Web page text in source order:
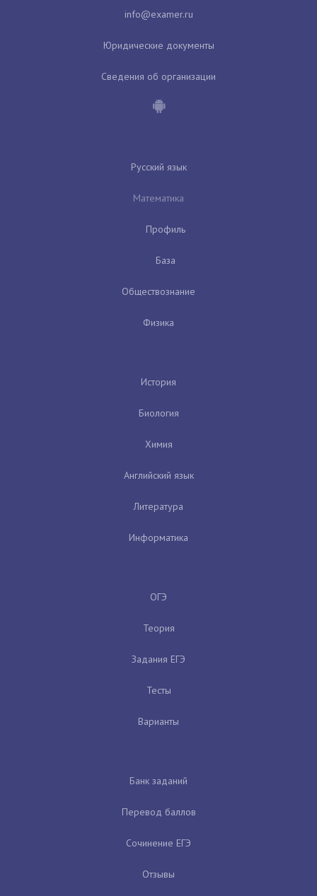
Юридические документы
Сведения об организации
Русский язык
Математика
Профиль
База
Обществознание
Физика
История
Биология
Химия
Английский язык
Литература
Информатика
ОГЭ
Теория
Задания ЕГЭ
Тесты
Варианты
Банк заданий
Перевод баллов
Сочинение ЕГЭ
Отзывы